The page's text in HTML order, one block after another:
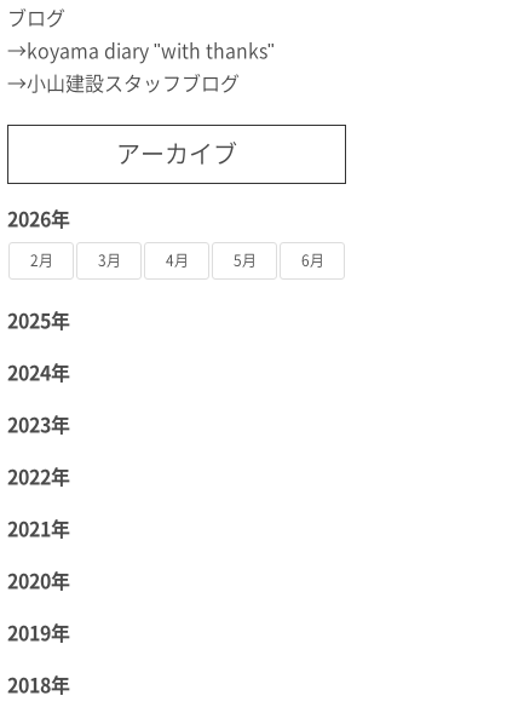
ブログ
koyama diary "with thanks"
小山建設スタッフブログ
アーカイブ
2026年
2月 3月 4月 5月 6月
2025年
2024年
2023年
2022年
2021年
2020年
2019年
2018年